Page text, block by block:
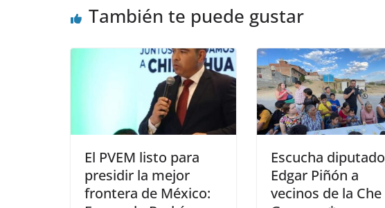
También te puede gustar
El PVEM listo para
presidir la mejor
frontera de México:
Escucha diputado
Edgar Piñón a
vecinos de la Che